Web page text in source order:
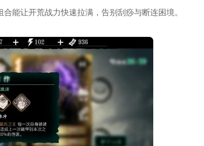
能让开荒战力快速拉满，告别刮痧与断连困境。